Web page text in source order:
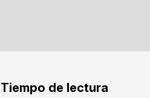
Tiempo de lectura